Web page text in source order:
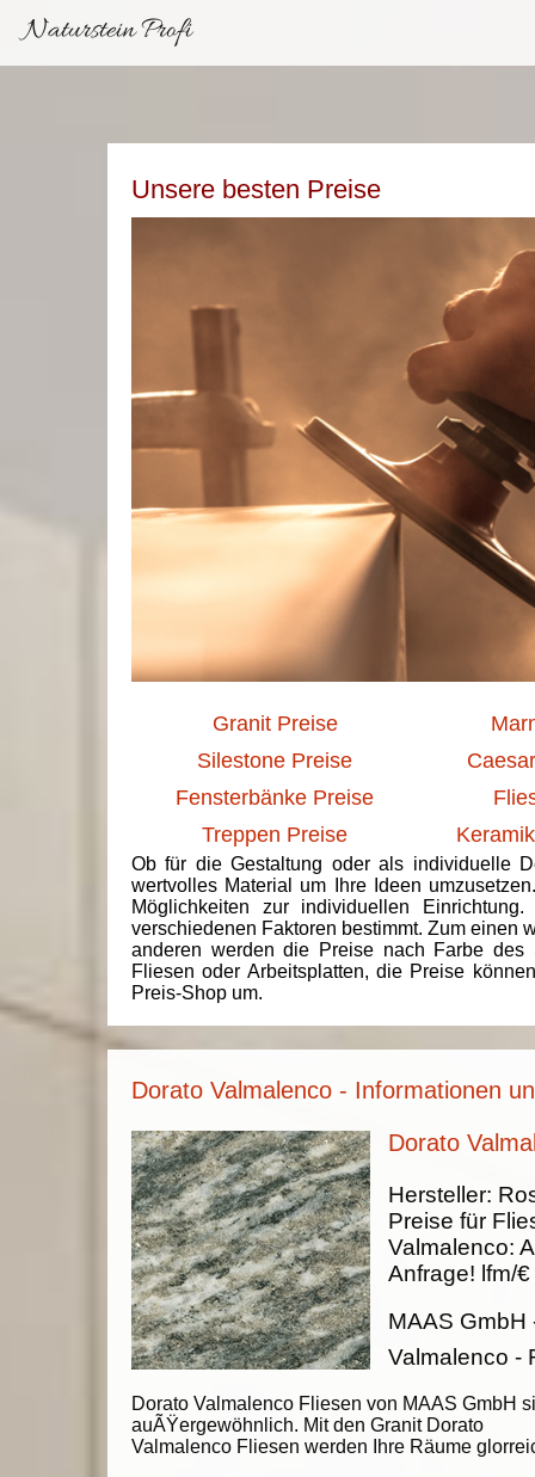
Naturstein Profi
Unsere besten Preise
Granit Preise
Silestone Preise
Fensterbänke Preise
Treppen Preise
Ob für die Gestaltung oder als individuelle
wertvolles Material um Ihre Ideen
Möglichkeiten zur individuellen
verschiedenen Faktoren bestimmt. Zum einen
anderen werden die Preise nach Farbe des
Fliesen oder Arbeitsplatten, die Preise
Preis-Shop um.
Dorato Valmalenco - Informationen
Dorato
Dorato Valmalenco Fliesen von MAAS GmbH
auÃŸergewöhnlich. Mit den Granit Dorato
Valmalenco Fliesen werden Ihre Räume
Hersteller:
Preise für
Valmalenco:
Anfrage! lfm/€
MAAS GmbH
Valmalenco -